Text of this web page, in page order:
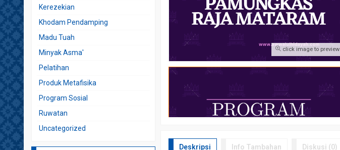
click image to preview
Deskripsi Info Tambahan Diskusi (0)
Kerezekian
Khodam Pendamping
Madu Tuah
Minyak Asma'
Pelatihan
Produk Metafisika
Program Sosial
Ruwatan
Uncategorized